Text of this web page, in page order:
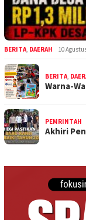
BERITA DAERAH 10
BERITA
Warna-
PEMRINTAH
Akhiri